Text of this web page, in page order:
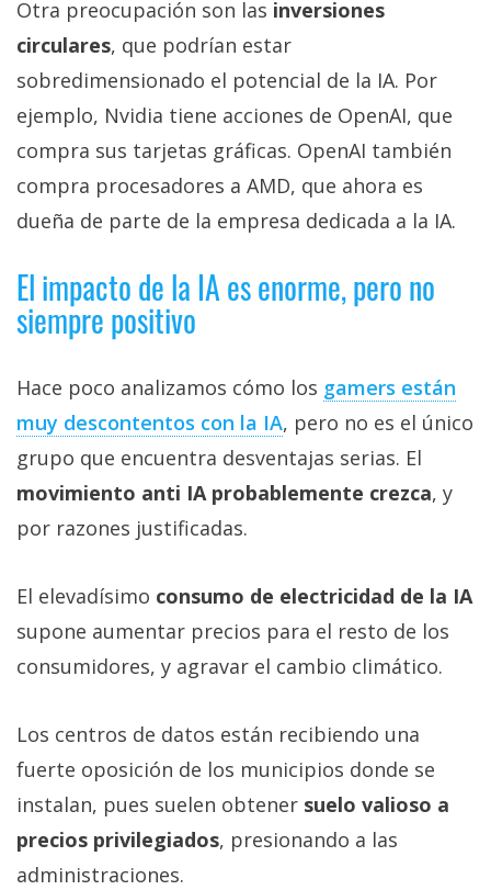
Otra preocupación son las inversiones
circulares, que podrían estar
sobredimensionado el potencial de la IA. Por
ejemplo, Nvidia tiene acciones de OpenAI, que
compra sus tarjetas gráficas. OpenAI también
compra procesadores a AMD, que ahora es
dueña de parte de la empresa dedicada a la IA.
El impacto de la IA es enorme, pero no
siempre positivo
Hace poco analizamos cómo los gamers están
muy descontentos con la IA‎, pero no es el único
grupo que encuentra desventajas serias. El
movimiento anti IA probablemente crezca, y
por razones justificadas.
El elevadísimo consumo de electricidad de la IA
supone aumentar precios para el resto de los
consumidores, y agravar el cambio climático.
Los centros de datos están recibiendo una
fuerte oposición de los municipios donde se
instalan, pues suelen obtener suelo valioso a
precios privilegiados, presionando a las
administraciones.